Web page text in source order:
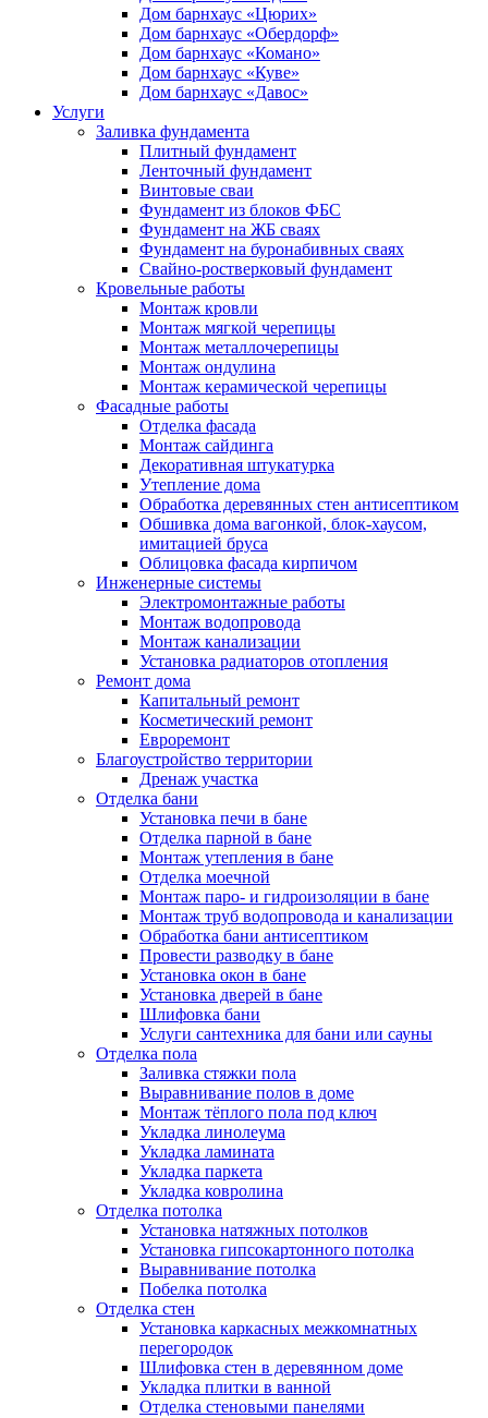
Дом барнхаус «Цюрих»
Дом барнхаус «Обердорф»
Дом барнхаус «Комано»
Дом барнхаус «Куве»
Дом барнхаус «Давос»
Услуги
Заливка фундамента
Плитный фундамент
Ленточный фундамент
Винтовые сваи
Фундамент из блоков ФБС
Фундамент на ЖБ сваях
Фундамент на буронабивных сваях
Свайно-ростверковый фундамент
Кровельные работы
Монтаж кровли
Монтаж мягкой черепицы
Монтаж металлочерепицы
Монтаж ондулина
Монтаж керамической черепицы
Фасадные работы
Отделка фасада
Монтаж сайдинга
Декоративная штукатурка
Утепление дома
Обработка деревянных стен антисептиком
Обшивка дома вагонкой, блок-хаусом,
имитацией бруса
Облицовка фасада кирпичом
Инженерные системы
Электромонтажные работы
Монтаж водопровода
Монтаж канализации
Установка радиаторов отопления
Ремонт дома
Капитальный ремонт
Косметический ремонт
Евроремонт
Благоустройство территории
Дренаж участка
Отделка бани
Установка печи в бане
Отделка парной в бане
Монтаж утепления в бане
Отделка моечной
Монтаж паро- и гидроизоляции в бане
Монтаж труб водопровода и канализации
Обработка бани антисептиком
Провести разводку в бане
Установка окон в бане
Установка дверей в бане
Шлифовка бани
Услуги сантехника для бани или сауны
Отделка пола
Заливка стяжки пола
Выравнивание полов в доме
Монтаж тёплого пола под ключ
Укладка линолеума
Укладка ламината
Укладка паркета
Укладка ковролина
Отделка потолка
Установка натяжных потолков
Установка гипсокартонного потолка
Выравнивание потолка
Побелка потолка
Отделка стен
Установка каркасных межкомнатных
перегородок
Шлифовка стен в деревянном доме
Укладка плитки в ванной
Отделка стеновыми панелями